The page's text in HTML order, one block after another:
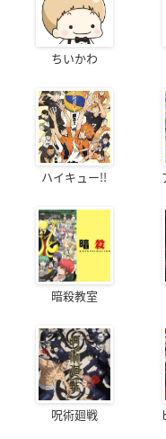
ちいかわ
ハイキュー!!
暗殺教室
呪術廻戦